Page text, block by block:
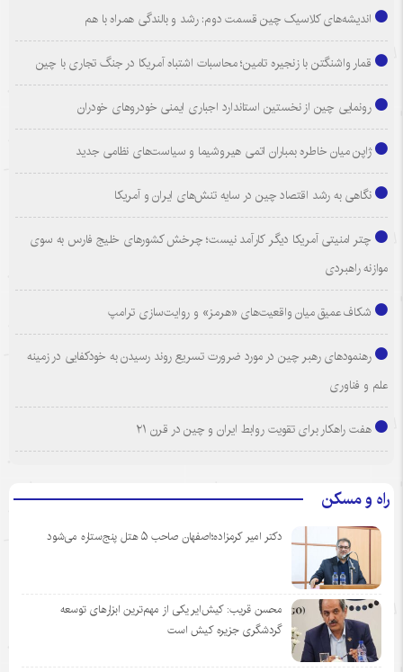
اندیشه‌های کلاسیک چین قسمت دوم: رشد و بالندگی همراه با هم
قمار واشنگتن با زنجیره تامین؛ محاسبات اشتباه آمریکا در جنگ تجاری با چین
رونمایی چین از نخستین استاندارد اجباری ایمنی خودروهای خودران
ژاپن میان خاطره بمباران اتمی هیروشیما و سیاست‌های نظامی جدید
نگاهی به رشد اقتصاد چین در سایه تنش‌های ایران و آمریکا
چتر امنیتی آمریکا دیگر کارآمد نیست؛ چرخش کشورهای خلیج فارس به سوی
موازنه راهبردی
شکاف عمیق میان واقعیت‌های «هرمز» و روایت‌سازی ترامپ
رهنمودهای رهبر چین در مورد ضرورت تسریع روند رسیدن به خودکفایی در زمینه
علم و فناوری
هفت راهکار برای تقویت روابط ایران و چین در قرن ۲۱
راه و مسکن
دکتر امیر کرمزاده؛اصفهان صاحب ۵ هتل پنج‌ستاره می‌شود
محسن قریب: کیش‌ایر یکی از مهم‌ترین ابزارهای توسعه
گردشگری جزیره کیش است